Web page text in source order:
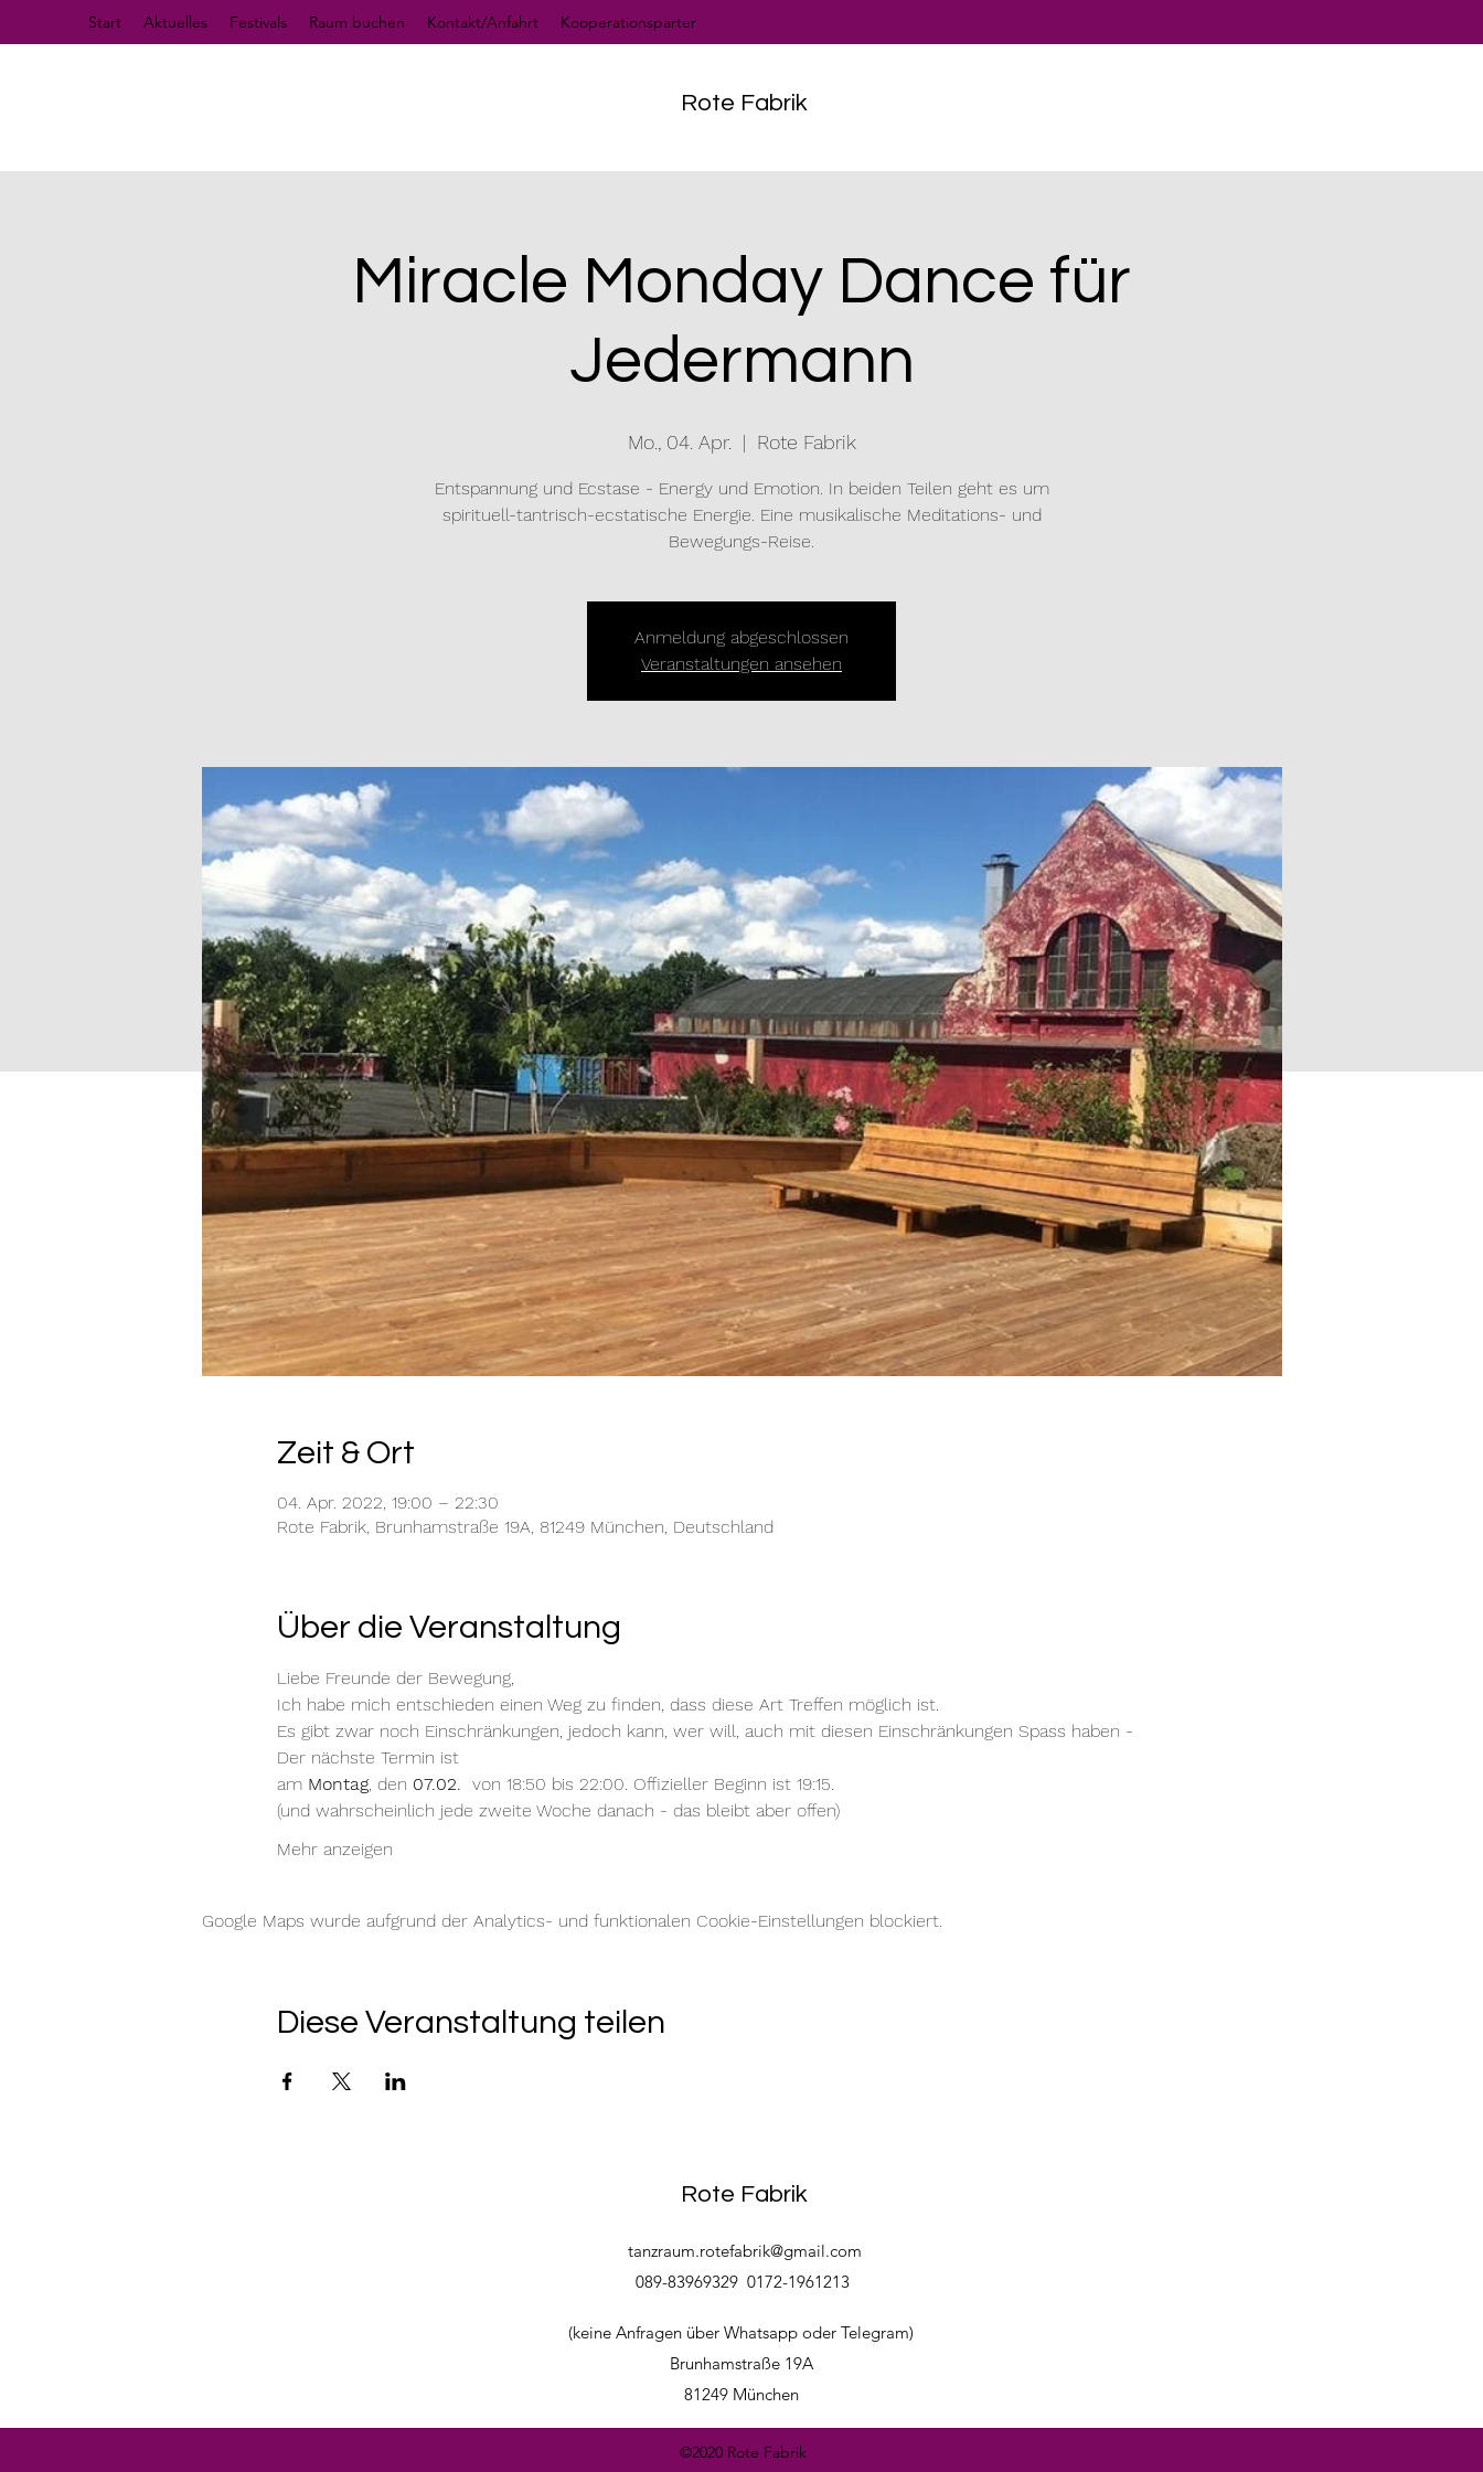
Start Aktuelles Festivals Raum buchen Kontakt/Anfahrt Kooperationsparter
Rote Fabrik
Miracle Monday Dance für
Jedermann
Mo., 04. Apr.
  |
Rote Fabrik
Entspannung und Ecstase - Energy und Emotion. In beiden Teilen geht es um
spirituell-tantrisch-ecstatische Energie. Eine musikalische Meditations- und
Bewegungs-Reise.
Anmeldung abgeschlossen
Veranstaltungen ansehen
Zeit & Ort
04. Apr. 2022, 19:00 – 22:30
Rote Fabrik, Brunhamstraße 19A, 81249 München, Deutschland
Über die Veranstaltung
Liebe Freunde der Bewegung,
Ich habe mich entschieden einen Weg zu finden, dass diese Art Treffen möglich ist.
Es gibt zwar noch Einschränkungen, jedoch kann, wer will, auch mit diesen Einschränkungen Spass haben -
Der nächste Termin ist
am Montag, den 07.02. von 18:50 bis 22:00. Offizieller Beginn ist 19:15.
(und wahrscheinlich jede zweite Woche danach - das bleibt aber offen)
Mehr anzeigen
Google Maps wurde aufgrund der Analytics- und funktionalen Cookie-Einstellungen blockiert.
Diese Veranstaltung teilen
Rote Fabrik
tanzraum.rotefabrik@gmail.com
089-83969329 0172-1961213
(keine Anfragen über Whatsapp oder Telegram)
Brunhamstraße 19A
81249 München
©2020 Rote Fabrik